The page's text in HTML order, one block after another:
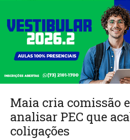
Maia cria comissão
analisar PEC que
coligações